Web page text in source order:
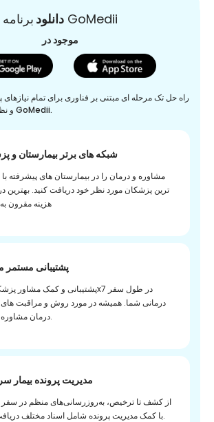
دانلودبرنامه GoMedii
موجود در
راه حل تک مرحله ای مبتنی بر فناوری برای تمام
و نظارت موجود در برنامه GoMedii.
شبکه های برتر بیمارستان و
مشاوره و درمان را در بیمارستان های پیشرفته
ترین پزشکان مورد نظر خود دریافت کنید. بهترین
هزینه مقرون
پشتیبانی مستمر
درمانی شما. همیشه در مورد روش و مراقبت
درمان مشاوره بگیرید.
مدیریت پرونده بیمار
از کشف تا ترخیص، به‌روزرسانی‌های منظم در سفر
با کمک مدیریت پرونده شامل اسناد مختلف دریافت کنید.